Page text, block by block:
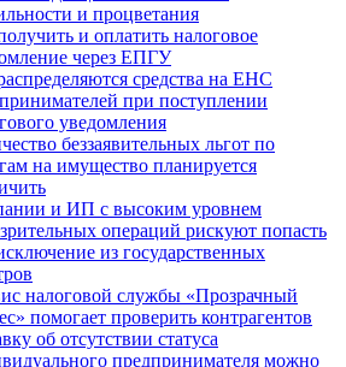
и процветания
и оплатить налоговое
через ЕПГУ
средства на ЕНС
при поступлении
уведомления
беззаявительных льгот по
на имущество планируется
и ИП с высоким уровнем
операций рискуют попасть
из государственных
налоговой службы «Прозрачный
помогает проверить контрагентов
об отсутствии статуса
предпринимателя можно